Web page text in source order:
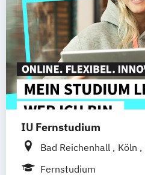
IU Fernstudium
Bad Reichenhall Köln
Kiel
Frankfurt am Main
Fernstudium